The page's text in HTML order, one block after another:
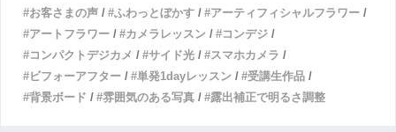
お客さまの声
ふわっとぼかす
アーティフィシャルフラワー
アートフラワー
カメラレッスン
コンデジ
コンパクトデジカメ
サイド光
スマホカメラ
ビフォーアフター
単発1dayレッスン
受講生作品
背景ボード
雰囲気のある写真 露出補正で明るさ調整